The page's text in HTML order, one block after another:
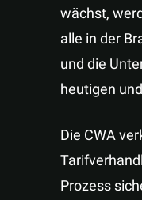
wächst,
alle in der
und die
heutigen
Die CWA
Prozess